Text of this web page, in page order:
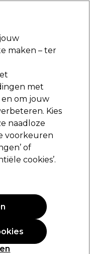
Aanmelden
t/m vrijdag
Cream 100ml
maken – ter
met
om jouw
Kies
naadloze
voorkeuren
of
cookies’.